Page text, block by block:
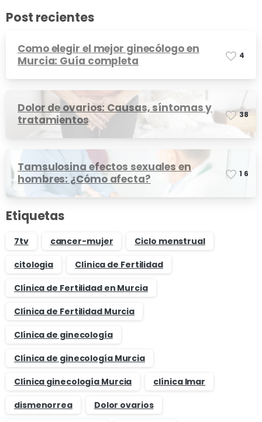
Post recientes
Como elegir el mejor ginecólogo en
Murcia: Guía completa
4
Dolor de ovarios: Causas, síntomas y
tratamientos
38
Tamsulosina efectos sexuales en
hombres: ¿Cómo afecta?
1 6
Etiquetas
7tv cancer-mujer
Ciclo menstrual
citologia
Clínica de Fertilidad
Clínica de Fertilidad en Murcia
Clínica de Fertilidad Murcia
Clínica de ginecología
Clínica de ginecología Murcia
Clínica ginecología Murcia
clínica Imar
dismenorrea
Dolor ovarios